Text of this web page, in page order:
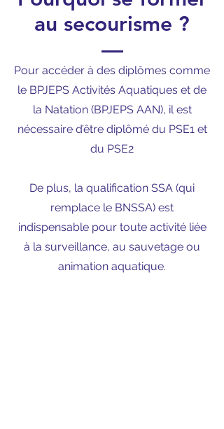
au secourisme ?
Pour accéder à des diplômes comme
le BPJEPS Activités Aquatiques et de
la Natation (BPJEPS AAN), il est
nécessaire d’être diplômé du PSE1 et
du PSE2
De plus, la qualification SSA (qui
remplace le BNSSA) est
indispensable pour toute activité liée
à la surveillance, au sauvetage ou
animation aquatique.